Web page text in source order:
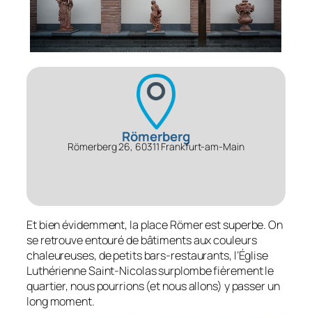
Römerberg
Römerberg 26, 60311 Frankfurt-am-Main
Et bien évidemment, la place Römer est superbe. On
se retrouve entouré de bâtiments aux couleurs
chaleureuses, de petits bars-restaurants, l’Église
Luthérienne Saint-Nicolas surplombe fièrement le
quartier, nous pourrions (et nous allons) y passer un
long moment.